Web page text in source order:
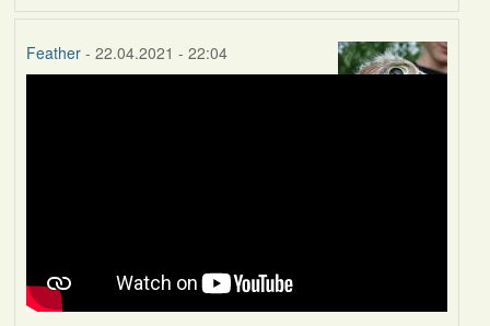
Feather- 22.04.2021 - 22:04